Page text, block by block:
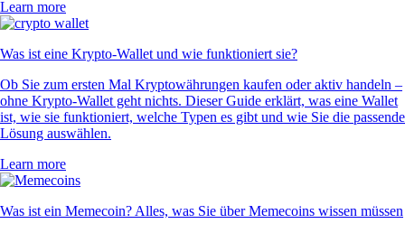
Learn more
Was ist eine Krypto-Wallet und wie funktioniert sie?
Ob Sie zum ersten Mal Kryptowährungen kaufen oder aktiv handeln –
ohne Krypto-Wallet geht nichts. Dieser Guide erklärt, was eine Wallet
ist, wie sie funktioniert, welche Typen es gibt und wie Sie die passende
Lösung auswählen.
Learn more
Was ist ein Memecoin? Alles, was Sie über Memecoins wissen müssen